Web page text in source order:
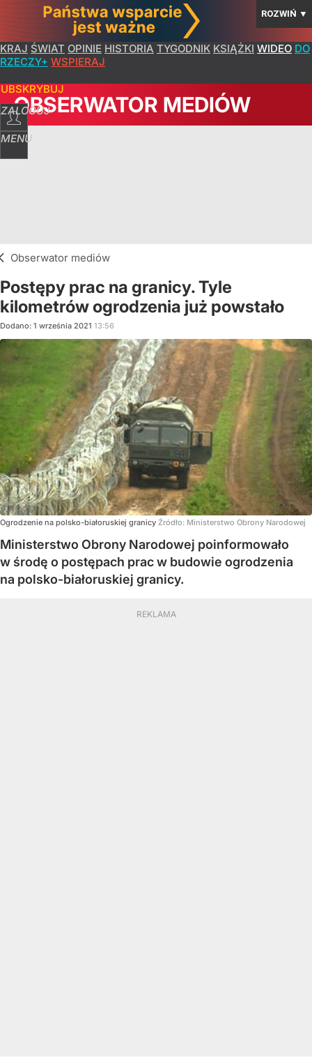
ROZWIŃ ▼
KRAJ ŚWIAT OPINIE HISTORIA TYGODNIK KSIĄŻKI WIDEO DO
RZECZY+ WSPIERAJ
ZALOGUJ
MENU
OBSERWATOR MEDIÓW
Obserwator mediów
Postępy prac na granicy. Tyle
kilometrów ogrodzenia już powstało
Dodano: 1 września 2021 13:56
Ogrodzenie na polsko-białoruskiej granicy Źródło: Ministerstwo Obrony Narodowej
Ministerstwo Obrony Narodowej poinformowało
w środę o postępach prac w budowie ogrodzenia
na polsko-białoruskiej granicy.